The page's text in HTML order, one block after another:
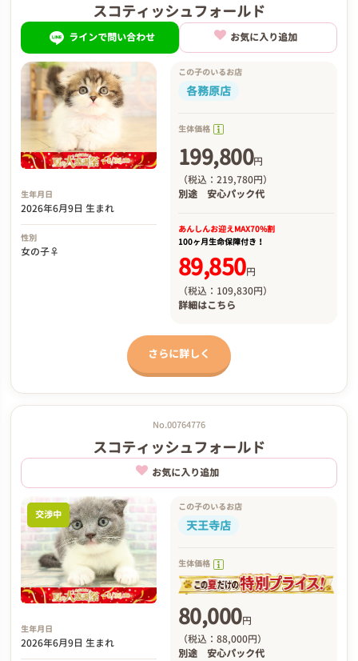
スコティッシュフォールド
ラインで問い合わせ お気に入り追加
生年月日
2026年6月9日 生まれ
性別
女の子♀
この子のいるお店
各務原店
生体価格
199,800円
（税込：219,780円）
別途 安心パック代
あんしんお迎えMAX70%割
100ヶ月生命保障付き！
89,850円
（税込：109,830円）
詳細はこちら
さらに詳しく
No.00764776
スコティッシュフォールド
お気に入り追加
交渉中
生年月日
2026年6月9日 生まれ
この子のいるお店
天王寺店
生体価格
80,000円
（税込：88,000円）
別途 安心パック代